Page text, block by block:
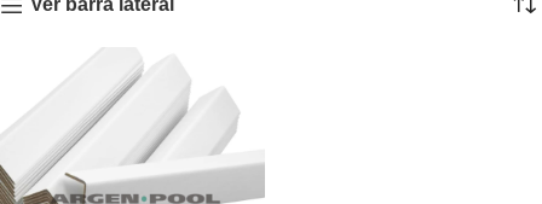
Ver barra lateral